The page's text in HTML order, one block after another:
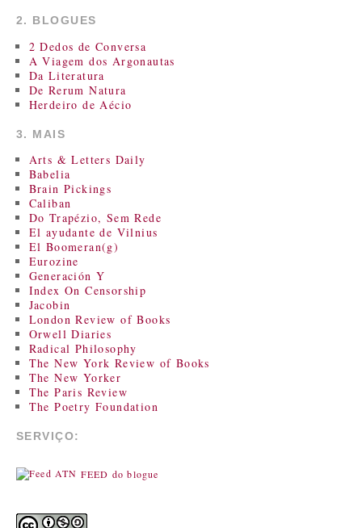
2. BLOGUES
2 Dedos de Conversa
A Viagem dos Argonautas
Da Literatura
De Rerum Natura
Herdeiro de Aécio
3. MAIS
Arts & Letters Daily
Babelia
Brain Pickings
Caliban
Do Trapézio, Sem Rede
El ayudante de Vilnius
El Boomeran(g)
Eurozine
Generación Y
Index On Censorship
Jacobin
London Review of Books
Orwell Diaries
Radical Philosophy
The New York Review of Books
The New Yorker
The Paris Review
The Poetry Foundation
SERVIÇO:
FEED do blogue